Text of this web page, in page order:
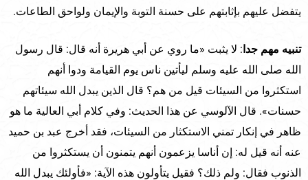
يتفضل عليهم بإثابتهم على حسنة التوبة والإيمان ولواحق الطاعات.
تنبيه مهم جدا: لا يثبت «ما روي عن أبي هريرة أنه قال: قال رسول
الله صلى الله عليه وسلم ليأتين ناس يوم القيامة ودوا أنهم
استكثروا من السيئات قيل من هم؟ قال الذين يبدل الله سيئاتهم
حسنات». قال الآلوسي عن هذا الحديث: وفي كلام أبي العالية ما هو
ظاهر في إنكار تمني الاستكثار من السيئات، فقد أخرج عبد بن حميد
عنه أنه قيل له: إن أناسا يزعمون أنهم يتمنون أن يستكثروا من
الذنوب فقال: ولم ذلك؟ فقيل يتأولون هذه الآية: «فأولئك يبدل الله